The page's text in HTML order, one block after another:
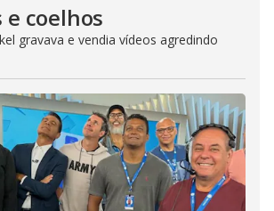
coelhos
gravava e vendia vídeos agredindo